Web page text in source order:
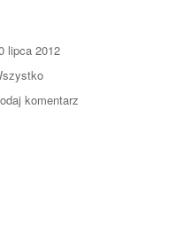
lipca 2012
komentarz